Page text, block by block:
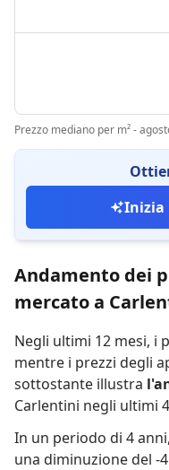
Prezzo mediano per m² -
Inizia
Andamento dei
mercato a
Negli ultimi 12 mesi, i
mentre i prezzi degli
sottostante illustra
Carlentini negli ultimi
In un periodo di 4 anni,
una diminuzione del -